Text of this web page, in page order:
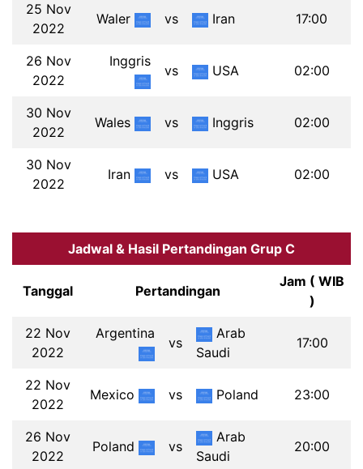
25 Nov
2022
Waler vs Iran 17:00
26 Nov
2022
Inggris
vs USA 02:00
30 Nov
2022
Wales vs Inggris 02:00
30 Nov
2022
Iran vs USA 02:00
Jadwal & Hasil Pertandingan Grup C
Tanggal Pertandingan
Jam ( WIB
)
22 Nov
2022
Argentina
vs
Arab
Saudi
17:00
22 Nov
2022
Mexico vs Poland 23:00
26 Nov
2022
Poland vs
Arab
Saudi
20:00